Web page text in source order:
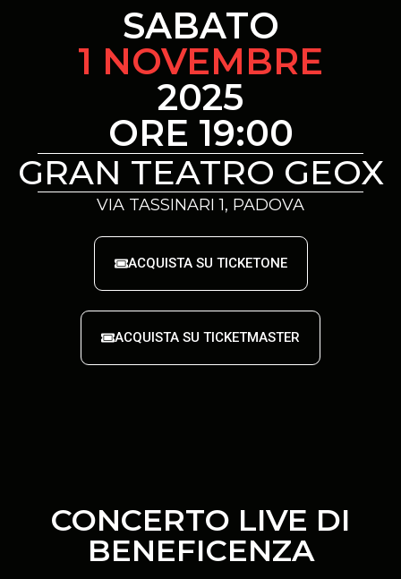
SABATO
1 NOVEMBRE
2025
ORE 19:00
GRAN TEATRO GEOX
VIA TASSINARI 1, PADOVA
ACQUISTA SU TICKETONE
ACQUISTA SU TICKETMASTER
CONCERTO LIVE DI
BENEFICENZA